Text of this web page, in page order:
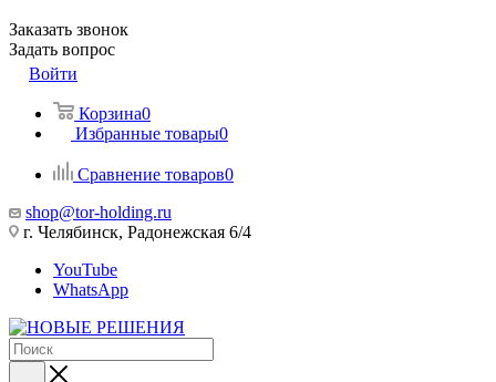
Заказать звонок
Задать вопрос
Войти
Корзина0
Избранные товары0
Сравнение товаров0
shop@tor-holding.ru
г. Челябинск, Радонежская 6/4
YouTube
WhatsApp